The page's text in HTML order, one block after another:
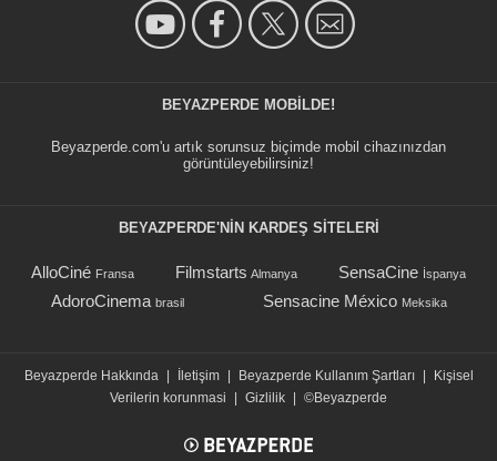
BEYAZPERDE MOBILDE!
Beyazperde.com'u artık sorunsuz biçimde mobil cihazınızdan
görüntüleyebilirsiniz!
BEYAZPERDE'NIN KARDEŞ SİTELERİ
AlloCiné Fransa Filmstarts Almanya SensaCine İspanya
AdoroCinema brasil Sensacine México Meksika
Beyazperde Hakkında İletişim Beyazperde Kullanım Şartları
Kişisel
Verilerin korunmasi
Gizlilik ©Beyazperde